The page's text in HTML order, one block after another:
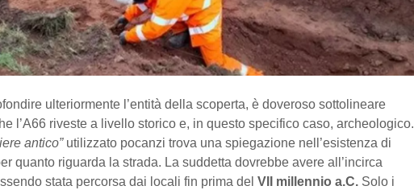
ulteriormente l’entità della scoperta, è doveroso sottolineare
l’A66 riveste a livello storico e, in questo specifico caso, archeologico.
antico”utilizzato pocanzi trova una spiegazione nell’esistenza di
quanto riguarda la strada. La suddetta dovrebbe avere all’incirca
stata percorsa dai locali fin prima del VII millennio a.C. Solo i